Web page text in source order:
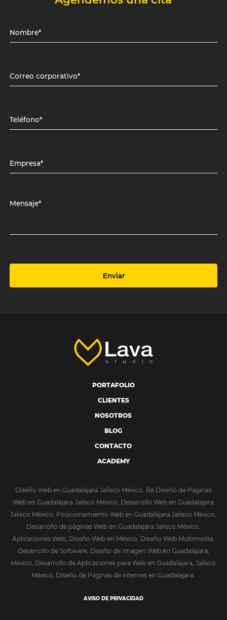
Nombre*
Correo corporativo*
Teléfono*
Empresa*
Mensaje*
Enviar
PORTAFOLIO
CLIENTES
NOSOTROS
BLOG
CONTACTO
ACADEMY
Diseño Web en Guadalajara Jalisco México, Re Diseño de Páginas
Web en Guadalajara Jalisco México, Desarrollo Web en Guadalajara
Jalisco México, Posicionamiento Web en Guadalajara Jalisco México,
Desarrollo de páginas Web en Guadalajara Jalisco México,
Aplicaciones Web, Diseño Web en México, Diseño Web Multimedia,
Desarrollo de Software, Diseño de Imagen Web en Guadalajara,
México, Desarrollo de Aplicaciones para Web en Guadalajara, Jalisco
México, Diseño de Páginas de internet en Guadalajara.
AVISO DE PRIVACIDAD